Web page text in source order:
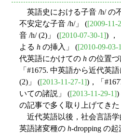
英語史における子音 /h/ の
不安定な子音 /h/」 ([2009-11-
音 /h/ (2)」 ([2010-07-30-1]) ，
よる h の挿入」 ([2010-09-03-
代英語にかけての h の位置づ
「#1675. 中英語から近代英
(2)」 ([2013-11-27-1])，「
いての諸説」 ([2013-11-29-1])
の記事で多く取り上げてきた
近代英語以後，社会言語学
英語諸変種の h-dropping の